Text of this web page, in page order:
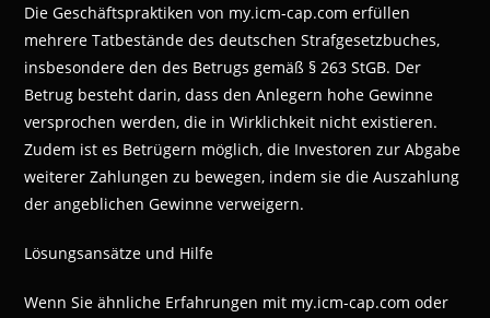
Die Geschäftspraktiken von my.icm-cap.com erfüllen
mehrere Tatbestände des deutschen Strafgesetzbuches,
insbesondere den des Betrugs gemäß § 263 StGB. Der
Betrug besteht darin, dass den Anlegern hohe Gewinne
versprochen werden, die in Wirklichkeit nicht existieren.
Zudem ist es Betrügern möglich, die Investoren zur Abgabe
weiterer Zahlungen zu bewegen, indem sie die Auszahlung
der angeblichen Gewinne verweigern.
Lösungsansätze und Hilfe
Wenn Sie ähnliche Erfahrungen mit my.icm-cap.com oder